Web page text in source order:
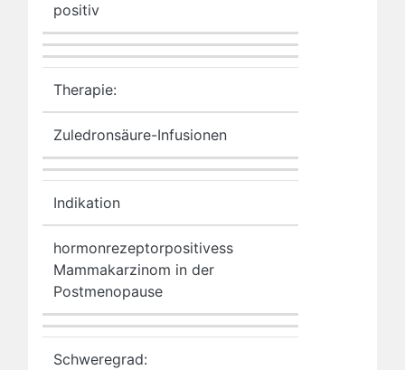
positiv
Therapie:
Zuledronsäure-Infusionen
Indikation
hormonrezeptorpositivess
Mammakarzinom in der
Postmenopause
Schweregrad: